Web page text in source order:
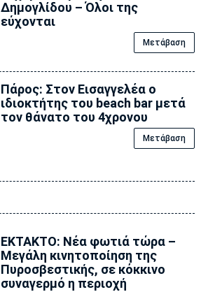
Δημογλίδου – Όλοι της
εύχονται
Μετάβαση
Πάρος: Στον Εισαγγελέα ο
ιδιοκτήτης του beach bar μετά
τον θάνατο του 4χρονου
Μετάβαση
ΕΚΤΑΚΤΟ: Νέα φωτιά τώρα –
Μεγάλη κινητοποίηση της
Πυροσβεστικής, σε κόκκινο
συναγερμό η περιοχή